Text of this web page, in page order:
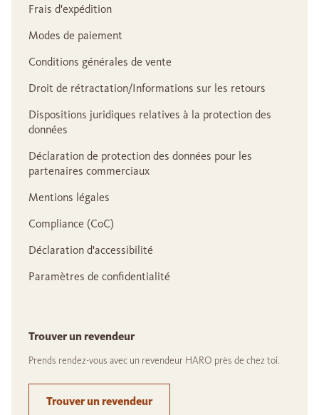
Frais d'expédition
Modes de paiement
Conditions générales de vente
Droit de rétractation/Informations sur les retours
Dispositions juridiques relatives à la protection des
données
Déclaration de protection des données pour les
partenaires commerciaux
Mentions légales
Compliance (CoC)
Déclaration d'accessibilité
Paramètres de confidentialité
Trouver un revendeur
Prends rendez-vous avec un revendeur HARO près de chez toi.
Trouver un revendeur